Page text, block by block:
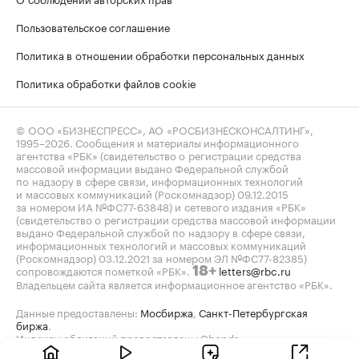
Пользовательское соглашение
Политика в отношении обработки персональных данных
Политика обработки файлов cookie
© ООО «БИЗНЕСПРЕСС», АО «РОСБИЗНЕСКОНСАЛТИНГ»,
1995–2026 . Сообщения и материалы информационного
агентства «РБК» (свидетельство о регистрации средства
массовой информации выдано Федеральной службой
по надзору в сфере связи, информационных технологий
и массовых коммуникаций (Роскомнадзор) 09.12.2015
за номером ИА №ФС77-63848) и сетевого издания «РБК»
(свидетельство о регистрации средства массовой информации
выдано Федеральной службой по надзору в сфере связи,
информационных технологий и массовых коммуникаций
(Роскомнадзор) 03.12.2021 за номером ЭЛ №ФС77-82385)
сопровождаются пометкой «РБК». 18+ letters@rbc.ru
Владельцем сайта является информационное агентство «РБК».
Данные предоставлены: Мосбиржа Санкт-Петербургская
биржа
Индексы облигаций предоставлены Cbonds.